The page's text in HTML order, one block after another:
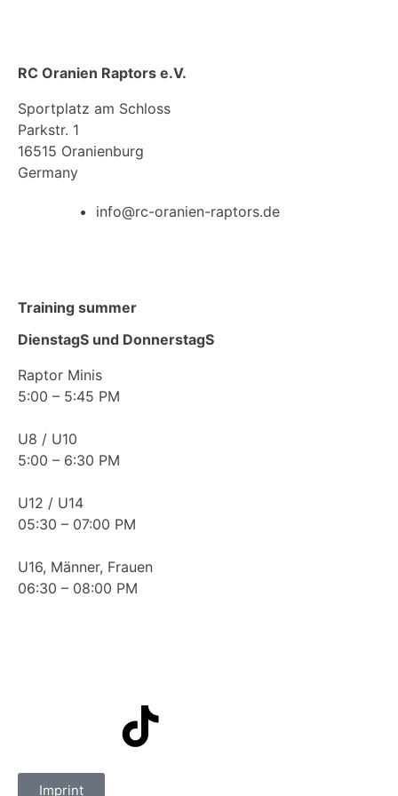
RC Oranien Raptors e.V.
Sportplatz am Schloss
Parkstr. 1
16515 Oranienburg
Germany
info@rc-oranien-raptors.de
Training summer
DienstagS und DonnerstagS
Raptor Minis
5:00 – 5:45 PM
U8 / U10
5:00 – 6:30 PM
U12 / U14
05:30 – 07:00 PM
U16, Männer, Frauen
06:30 – 08:00 PM
Imprint